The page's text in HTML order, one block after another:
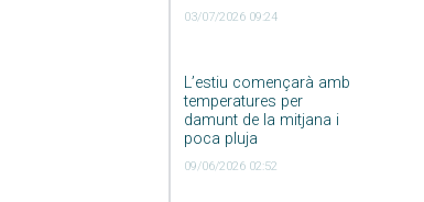
03/07/2026 09:24
L’estiu començarà amb
temperatures per
damunt de la mitjana i
poca pluja
09/06/2026 02:52